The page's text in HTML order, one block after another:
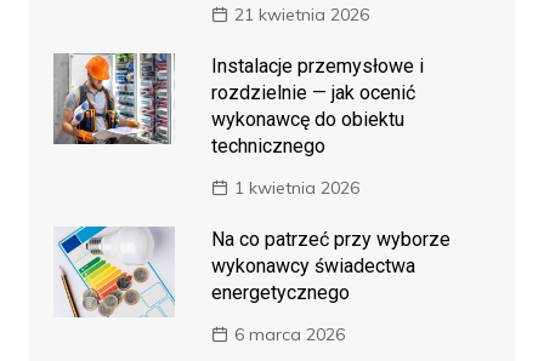
21 kwietnia 2026
Instalacje przemysłowe i
rozdzielnie — jak ocenić
wykonawcę do obiektu
technicznego
1 kwietnia 2026
Na co patrzeć przy wyborze
wykonawcy świadectwa
energetycznego
6 marca 2026